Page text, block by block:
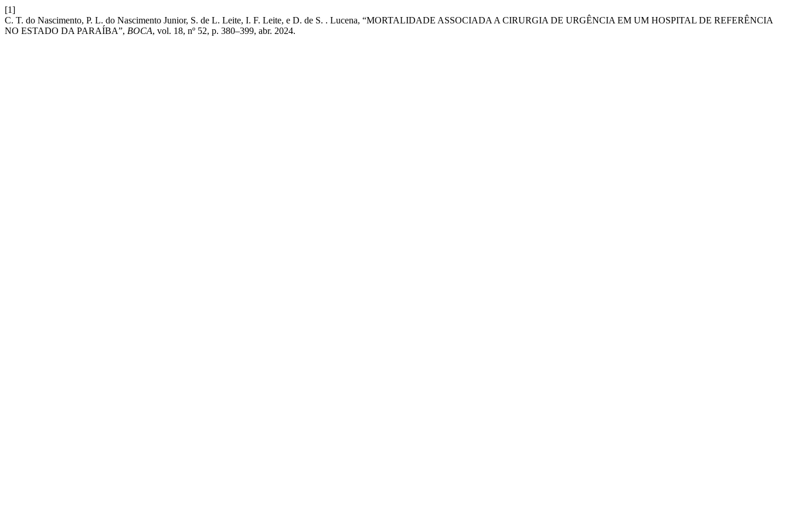
[1]
C. T. do Nascimento, P. L. do Nascimento Junior, S. de L. Leite, I. F. Leite, e D. de S. . Lucena, “MORTALIDADE ASSOCIADA A CIRURGIA DE URGÊNCIA EM UM HOSPITAL DE REFERÊNCIA
NO ESTADO DA PARAÍBA”, BOCA, vol. 18, nº 52, p. 380–399, abr. 2024.